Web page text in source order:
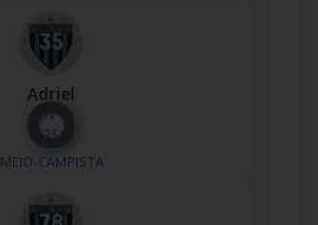
Adriel
Nº
35
MEIO-CAMPISTA